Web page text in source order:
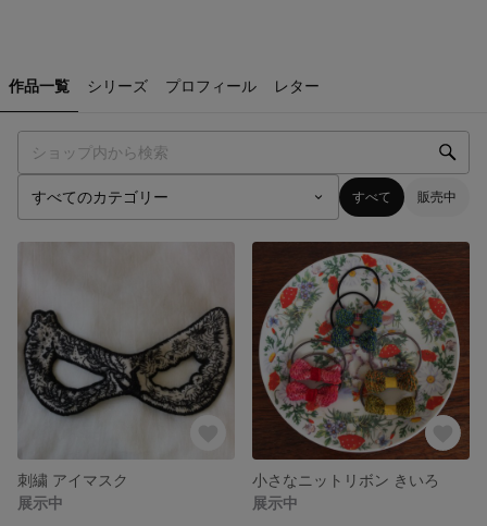
作品一覧 シリーズ プロフィール レター
すべて 販売中
刺繍 アイマスク
展示中
小さなニットリボン きいろ
展示中